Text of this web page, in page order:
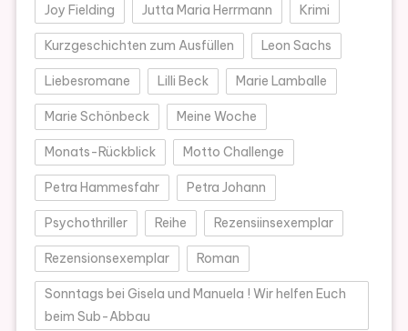
Joy Fielding Jutta Maria Herrmann Krimi
Kurzgeschichten zum Ausfüllen Leon Sachs
Liebesromane Lilli Beck Marie Lamballe
Marie Schönbeck Meine Woche
Monats-Rückblick Motto Challenge
Petra Hammesfahr Petra Johann
Psychothriller Reihe Rezensiinsexemplar
Rezensionsexemplar Roman
Sonntags bei Gisela und Manuela ! Wir helfen Euch
beim Sub-Abbau